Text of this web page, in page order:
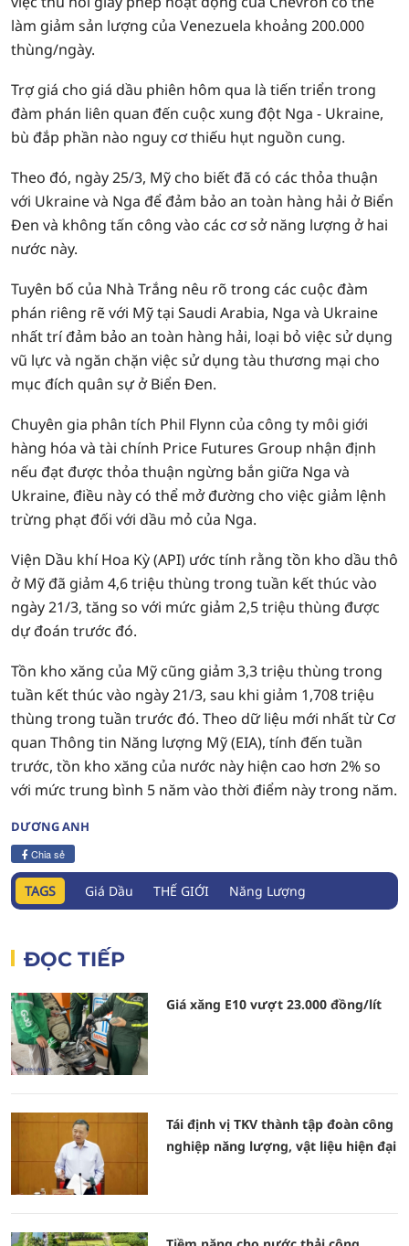
làm giảm sản lượng của Venezuela khoảng 200.000
thùng/ngày.
Trợ giá cho giá dầu phiên hôm qua là tiến triển trong
đàm phán liên quan đến cuộc xung đột Nga - Ukraine,
bù đắp phần nào nguy cơ thiếu hụt nguồn cung.
Theo đó, ngày 25/3, Mỹ cho biết đã có các thỏa thuận
với Ukraine và Nga để đảm bảo an toàn hàng hải ở Biển
Đen và không tấn công vào các cơ sở năng lượng ở hai
nước này.
Tuyên bố của Nhà Trắng nêu rõ trong các cuộc đàm
phán riêng rẽ với Mỹ tại Saudi Arabia, Nga và Ukraine
nhất trí đảm bảo an toàn hàng hải, loại bỏ việc sử dụng
vũ lực và ngăn chặn việc sử dụng tàu thương mại cho
mục đích quân sự ở Biển Đen.
Chuyên gia phân tích Phil Flynn của công ty môi giới
hàng hóa và tài chính Price Futures Group nhận định
nếu đạt được thỏa thuận ngừng bắn giữa Nga và
Ukraine, điều này có thể mở đường cho việc giảm lệnh
trừng phạt đối với dầu mỏ của Nga.
Viện Dầu khí Hoa Kỳ (API) ước tính rằng tồn kho dầu thô
ở Mỹ đã giảm 4,6 triệu thùng trong tuần kết thúc vào
ngày 21/3, tăng so với mức giảm 2,5 triệu thùng được
dự đoán trước đó.
Tồn kho xăng của Mỹ cũng giảm 3,3 triệu thùng trong
tuần kết thúc vào ngày 21/3, sau khi giảm 1,708 triệu
thùng trong tuần trước đó. Theo dữ liệu mới nhất từ Cơ
quan Thông tin Năng lượng Mỹ (EIA), tính đến tuần
trước, tồn kho xăng của nước này hiện cao hơn 2% so
với mức trung bình 5 năm vào thời điểm này trong năm.
DƯƠNG ANH
Chia sẻ
TAGS Giá Dầu THẾ GIỚI Năng Lượng
ĐỌC TIẾP
Giá xăng E10 vượt 23.000 đồng/lít
Tái định vị TKV thành tập đoàn công
nghiệp năng lượng, vật liệu hiện đại